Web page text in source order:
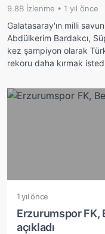
9.8B İzlenme • 1 yıl önce
Galatasaray'ın milli
Abdülkerim Bardakcı,
kez şampiyon olarak
rekoru daha kırmak
1 yıl önce
Erzurumspor
açıkladı